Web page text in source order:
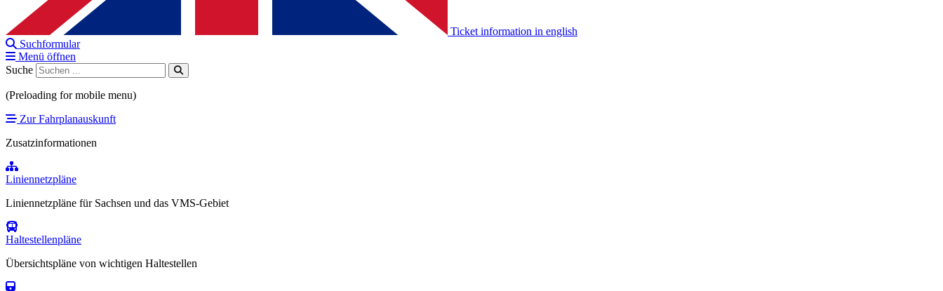
Ticket information in english
Suchformular
Menü öffnen
Suche
(Preloading for mobile menu)
Zur Fahrplanauskunft
Zusatzinformationen
Liniennetzpläne
Liniennetzpläne für Sachsen und das VMS-Gebiet
Haltestellenpläne
Übersichtspläne von wichtigen Haltestellen